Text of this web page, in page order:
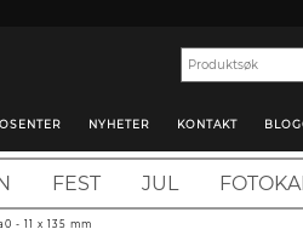
NYHETER KONTAKT
FEST JUL
- 11 x 135 mm